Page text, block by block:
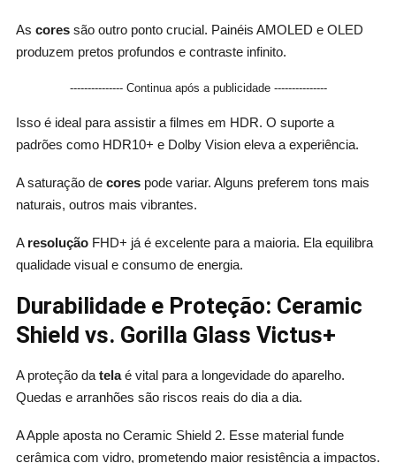
As coressão outro ponto crucial. Painéis AMOLED e OLED
produzem pretos profundos e contraste infinito.
--------------- Continua após a publicidade ---------------
Isso é ideal para assistir a filmes em HDR. O suporte a
padrões como HDR10+ e Dolby Vision eleva a experiência.
A saturação de corespode variar. Alguns preferem tons mais
naturais, outros mais vibrantes.
A resoluçãoFHD+ já é excelente para a maioria. Ela equilibra
qualidade visual e consumo de energia.
Durabilidade e Proteção: Ceramic
Shield vs. Gorilla Glass Victus+
A proteção da telaé vital para a longevidade do aparelho.
Quedas e arranhões são riscos reais do dia a dia.
A Apple aposta no Ceramic Shield 2. Esse material funde
cerâmica com vidro, prometendo maior resistência a impactos.